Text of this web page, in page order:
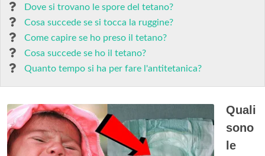
Dove si trovano le spore del tetano?
Cosa succede se si tocca la ruggine?
Come capire se ho preso il tetano?
Cosa succede se ho il tetano?
Quanto tempo si ha per fare l'antitetanica?
Quali
sono
le